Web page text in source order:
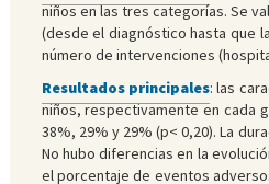
niños en las tres categorías. Se
(desde el diagnóstico hasta que
número de intervenciones
Resultados principales: las
niños, respectivamente en cada
38%, 29% y 29% (p< 0,20). La
No hubo diferencias en la
el porcentaje de eventos